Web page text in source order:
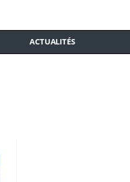
ACTUALITÉS